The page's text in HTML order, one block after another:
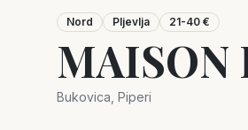
Nord Pljevlja 21-40 €
MAISON
Bukovica, Piperi